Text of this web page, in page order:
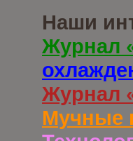
Наши
Журнал
Журнал
Мучные